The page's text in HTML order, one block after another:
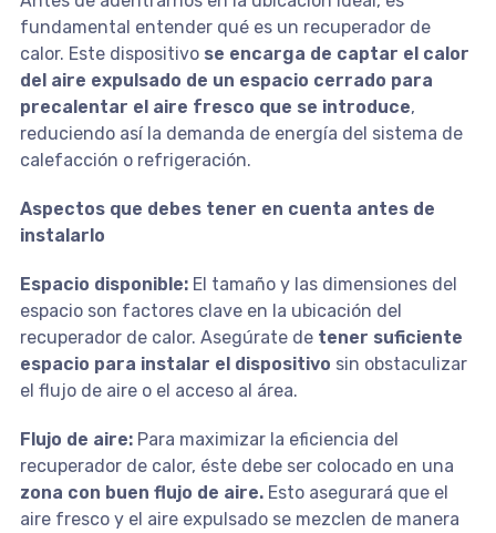
fundamental entender qué es un recuperador de
calor. Este dispositivo se encarga de captar el calor
del aire expulsado de un espacio cerrado para
precalentar el aire fresco que se introduce,
reduciendo así la demanda de energía del sistema de
calefacción o refrigeración.
Aspectos que debes tener en cuenta antes de
instalarlo
Espacio disponible:El tamaño y las dimensiones del
espacio son factores clave en la ubicación del
recuperador de calor. Asegúrate de tener suficiente
espacio para instalar el dispositivo sin obstaculizar
el flujo de aire o el acceso al área.
Flujo de aire:Para maximizar la eficiencia del
recuperador de calor, éste debe ser colocado en una
zona con buen flujo de aire. Esto asegurará que el
aire fresco y el aire expulsado se mezclen de manera